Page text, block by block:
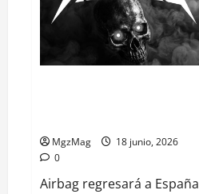
MgzMag
18 junio, 2026
0
Airbag regresará a España